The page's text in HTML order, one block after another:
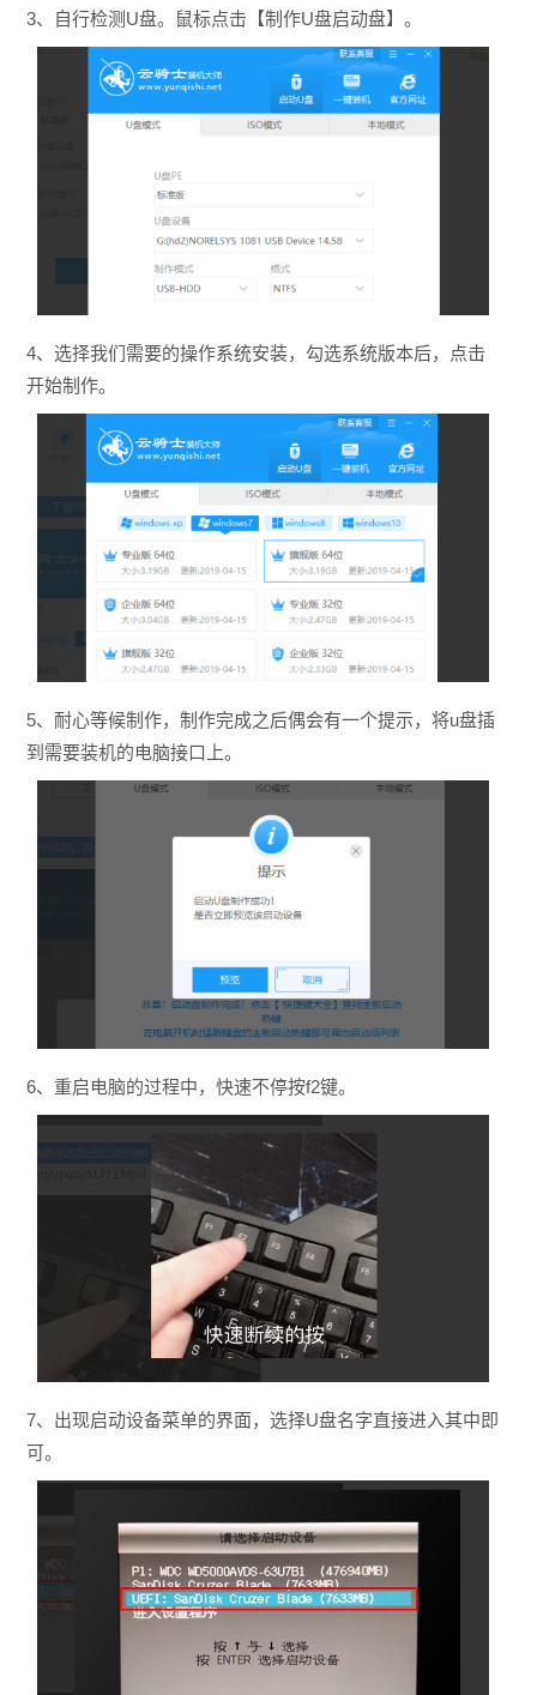
3、自行检测U盘。鼠标点击【制作U盘启动盘】。
4、选择我们需要的操作系统安装，勾选系统版本后，点击
开始制作。
5、耐心等候制作，制作完成之后偶会有一个提示，将u盘插
到需要装机的电脑接口上。
6、重启电脑的过程中，快速不停按f2键。
7、出现启动设备菜单的界面，选择U盘名字直接进入其中即
可。